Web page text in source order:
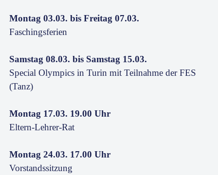
Montag 03.03. bis Freitag 07.03.
Faschingsferien
Samstag 08.03. bis Samstag 15.03.
Special Olympics in Turin mit Teilnahme der FES
(Tanz)
Montag 17.03. 19.00 Uhr
Eltern-Lehrer-Rat
Montag 24.03. 17.00 Uhr
Vorstandssitzung